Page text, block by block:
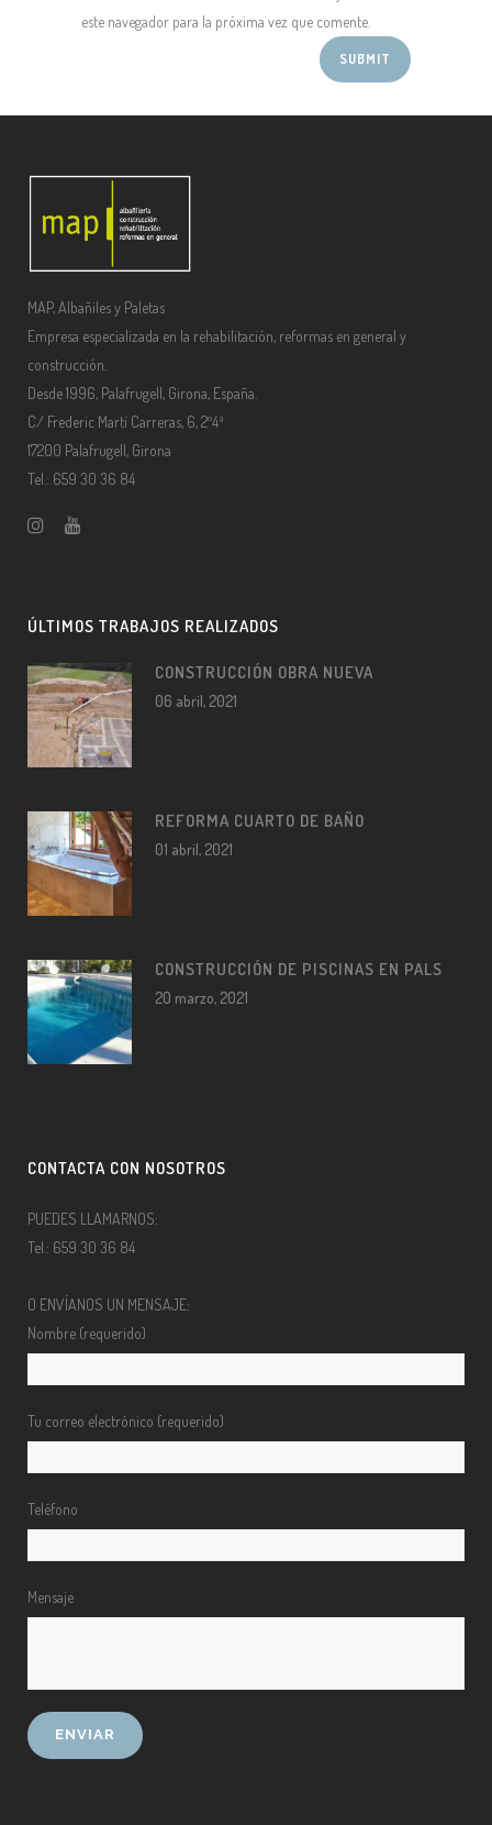
este navegador para la próxima vez que comente.
MAP, Albañiles y Paletas
Empresa especializada en la rehabilitación, reformas en general y
construcción.
Desde 1996, Palafrugell, Girona, España.
C/ Frederic Martí Carreras, 6, 2º4ª
17200 Palafrugell, Girona
Tel.: 659 30 36 84
ÚLTIMOS TRABAJOS REALIZADOS
CONSTRUCCIÓN OBRA NUEVA
06 abril, 2021
REFORMA CUARTO DE BAÑO
01 abril, 2021
CONSTRUCCIÓN DE PISCINAS EN PALS
20 marzo, 2021
CONTACTA CON NOSOTROS
PUEDES LLAMARNOS:
Tel.: 659 30 36 84
O ENVÍANOS UN MENSAJE:
Nombre (requerido)
Tu correo electrónico (requerido)
Teléfono
Mensaje